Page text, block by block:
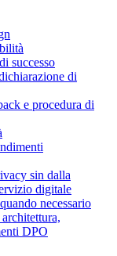
successo
di
e procedura di
sin dalla
digitale
necessario
DPO